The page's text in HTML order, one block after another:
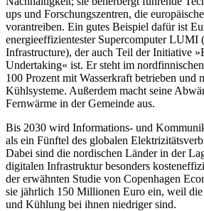
ups und Forschungszentren, die
vorantreiben. Ein gutes Beispiel dafür ist
energieeffizientester Super­compu­ter
Infrastructure), der auch Teil der Initiative
Undertaking« ist. Er steht im
100 Prozent mit Wasserkraft betrieben und
Kühlsysteme. Außerdem macht seine
Fernwärme in der Gemeinde aus.
Bis 2030 wird Informations- und
als ein Fünf­tel des globalen
Dabei sind die nordischen Länder in der
digita­len Infrastruktur besonders
der erwähnten Studie von Copenhagen
sie jährlich 150 Millionen Euro ein, weil
und Kühlung bei ihnen niedriger sind.